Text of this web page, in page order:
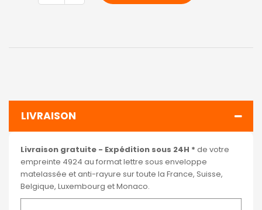
LIVRAISON
Livraison gratuite - Expédition sous 24H * de votre
empreinte 4924 au format lettre sous enveloppe
matelassée et anti-rayure sur toute la France, Suisse,
Belgique, Luxembourg et Monaco.